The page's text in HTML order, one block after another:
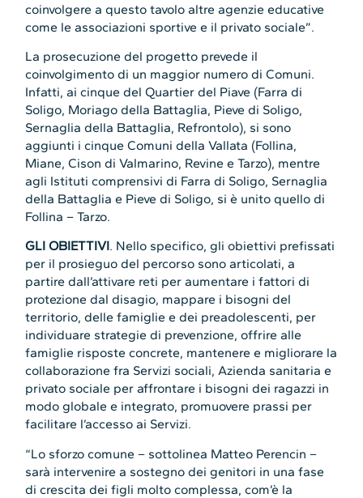
coinvolgere a questo tavolo altre agenzie educative
come le associazioni sportive e il privato sociale”.
La prosecuzione del progetto prevede il
coinvolgimento di un maggior numero di Comuni.
Infatti, ai cinque del Quartier del Piave (Farra di
Soligo, Moriago della Battaglia, Pieve di Soligo,
Sernaglia della Battaglia, Refrontolo), si sono
aggiunti i cinque Comuni della Vallata (Follina,
Miane, Cison di Valmarino, Revine e Tarzo), mentre
agli Istituti comprensivi di Farra di Soligo, Sernaglia
della Battaglia e Pieve di Soligo, si è unito quello di
Follina – Tarzo.
GLI OBIETTIVI. Nello specifico, gli obiettivi prefissati
per il prosieguo del percorso sono articolati, a
partire dall’attivare reti per aumentare i fattori di
protezione dal disagio, mappare i bisogni del
territorio, delle famiglie e dei preadolescenti, per
individuare strategie di prevenzione, offrire alle
famiglie risposte concrete, mantenere e migliorare la
collaborazione fra Servizi sociali, Azienda sanitaria e
privato sociale per affrontare i bisogni dei ragazzi in
modo globale e integrato, promuovere prassi per
facilitare l’accesso ai Servizi.
“Lo sforzo comune – sottolinea Matteo Perencin –
sarà intervenire a sostegno dei genitori in una fase
di crescita dei figli molto complessa, com’è la